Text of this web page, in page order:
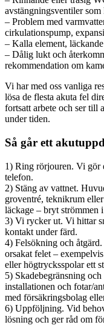
avstängningsventiler som
– Problem med
cirkulationspump,
– Kalla element,
– Dålig lukt och
rekommendation om
Vi har med oss vanliga
lösa de flesta akuta fel
fortsatt arbete och ser till
under tiden.
Så går ett
1) Ring rörjouren. Vi gör
telefon.
2) Stäng av vattnet.
groventré, teknikrum
läckage – bryt strömmen
3) Vi rycker ut. Vi hittar
kontakt under färd.
4) Felsökning och
orsakat felet –
eller högtrycksspolar ett
5) Skadebegränsning
installationen och fotar/
med försäkringsbolag
6) Uppföljning. Vid
lösning och ger råd om